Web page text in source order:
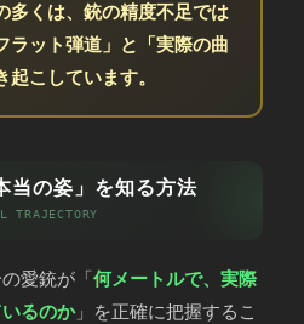
多くは、銃の精度不足では
ラット弾道」と「実際の曲
こしています。
当の姿」を知る方法
TRAJECTORY
愛銃が「何メートルで、実際
るのか」を正確に把握するこ